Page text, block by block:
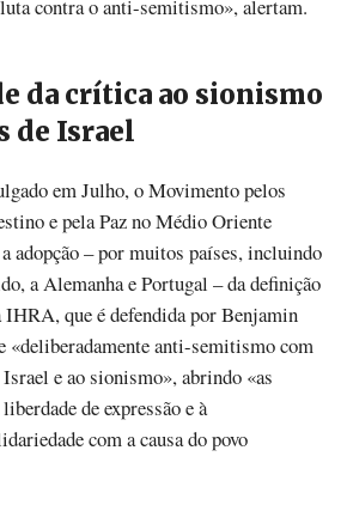
contra o anti-semitismo», alertam.
da crítica ao sionismo
de Israel
em Julho, o Movimento pelos
e pela Paz no Médio Oriente
adopção – por muitos países, incluindo
a Alemanha e Portugal – da definição
que é defendida por Benjamin
«deliberadamente anti-semitismo com
e ao sionismo», abrindo «as
de expressão e à
com a causa do povo